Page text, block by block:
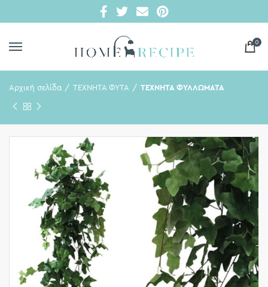
0
Αρχική σελίδα ΤΕΧΝΗΤΑ ΦΥΤΑ ΤΕΧΝΗΤΑ ΦΥΛΛΩΜΑΤΑ